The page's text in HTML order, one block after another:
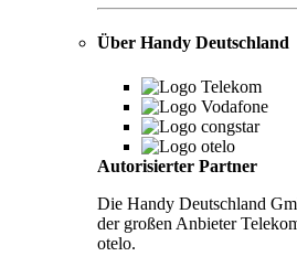
Über Handy Deutschland
Autorisierter Partner
Die Handy Deutschland
der großen Anbieter
otelo.